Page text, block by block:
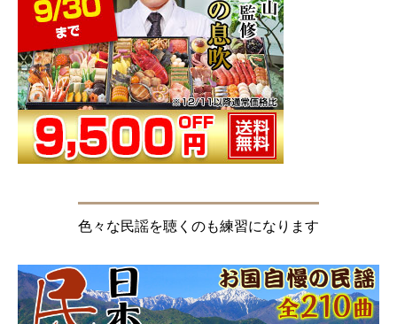
色々な民謡を聴くのも練習になります